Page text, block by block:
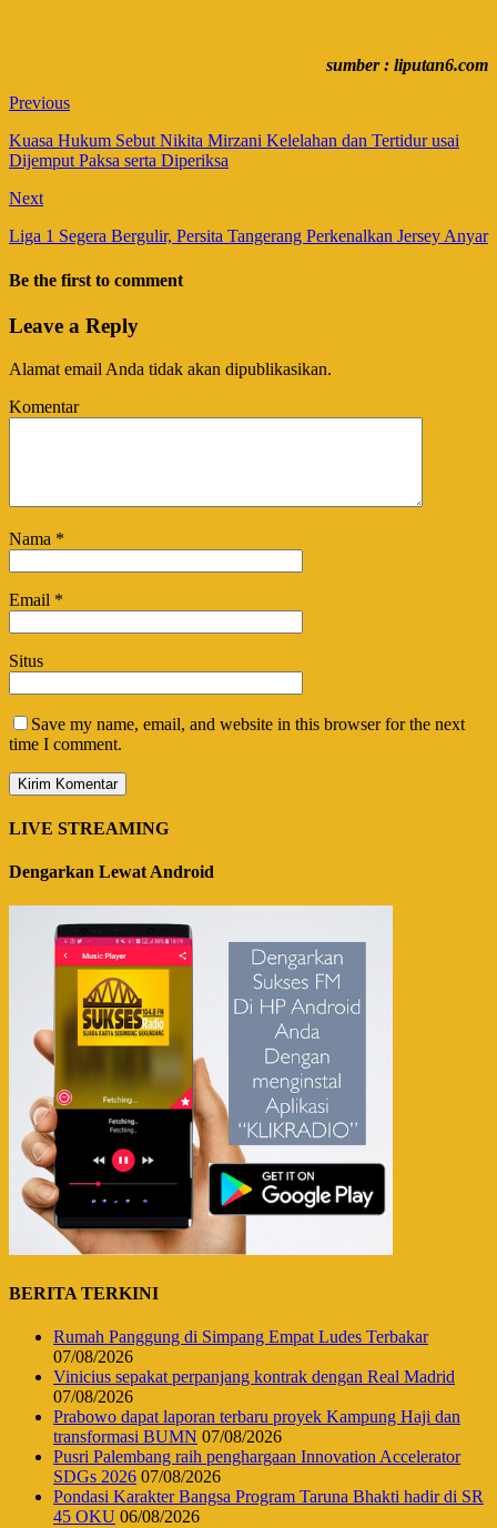
sumber : liputan6.com
Previous
Kuasa Hukum Sebut Nikita Mirzani Kelelahan dan Tertidur usai
Dijemput Paksa serta Diperiksa
Next
Liga 1 Segera Bergulir, Persita Tangerang Perkenalkan Jersey Anyar
Be the first to comment
Leave a Reply
Alamat email Anda tidak akan dipublikasikan.
Komentar
Nama *
Email *
Situs
Save my name, email, and website in this browser for the next
time I comment.
LIVE STREAMING
Dengarkan Lewat Android
BERITA TERKINI
Rumah Panggung di Simpang Empat Ludes Terbakar
07/08/2026
Vinicius sepakat perpanjang kontrak dengan Real Madrid
07/08/2026
Prabowo dapat laporan terbaru proyek Kampung Haji dan
transformasi BUMN 07/08/2026
Pusri Palembang raih penghargaan Innovation Accelerator
SDGs 2026 07/08/2026
Pondasi Karakter Bangsa Program Taruna Bhakti hadir di SR
45 OKU 06/08/2026